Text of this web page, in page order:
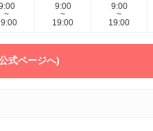
~
9:00
~
19:00
9:00
~
19:00
式ページへ)